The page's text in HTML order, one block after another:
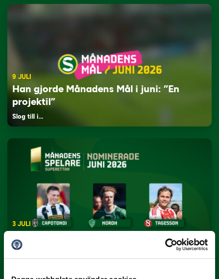
9 JULI
Han gjorde Månadens Mål i juni: ”En
projektil”
Slog till i…
3 JULI
Yttrar gör…